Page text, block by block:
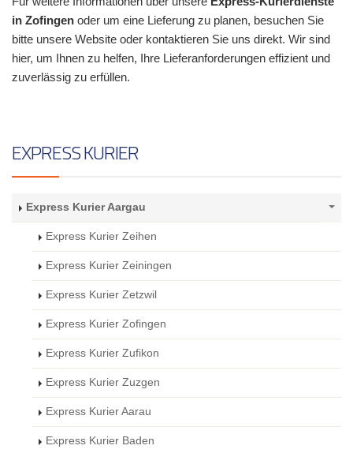
in Zofingen oder um eine Lieferung zu planen, besuchen Sie
bitte unsere Website oder kontaktieren Sie uns direkt. Wir sind
hier, um Ihnen zu helfen, Ihre Lieferanforderungen effizient und
zuverlässig zu erfüllen.
EXPRESS KURIER
Express Kurier Aargau
Express Kurier Zeihen
Express Kurier Zeiningen
Express Kurier Zetzwil
Express Kurier Zofingen
Express Kurier Zufikon
Express Kurier Zuzgen
Express Kurier Aarau
Express Kurier Baden